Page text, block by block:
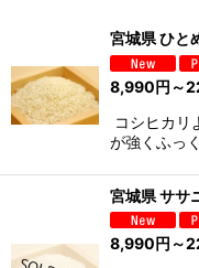
並び順:
宮城県 ひと
8,990円 ～
コシヒカリ
が強くふっ
宮城県 ササ
8,990円 ～